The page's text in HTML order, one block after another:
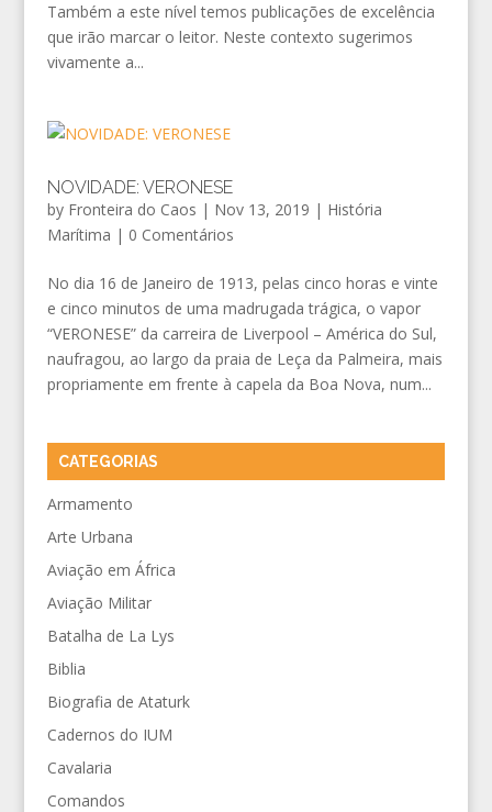
Também a este nível temos publicações de excelência
que irão marcar o leitor. Neste contexto sugerimos
vivamente a...
NOVIDADE: VERONESE
by Fronteira do Caos | Nov 13, 2019 | História
Marítima | 0 Comentários
No dia 16 de Janeiro de 1913, pelas cinco horas e vinte
e cinco minutos de uma madrugada trágica, o vapor
“VERONESE” da carreira de Liverpool – América do Sul,
naufragou, ao largo da praia de Leça da Palmeira, mais
propriamente em frente à capela da Boa Nova, num...
CATEGORIAS
Armamento
Arte Urbana
Aviação em África
Aviação Militar
Batalha de La Lys
Biblia
Biografia de Ataturk
Cadernos do IUM
Cavalaria
Comandos